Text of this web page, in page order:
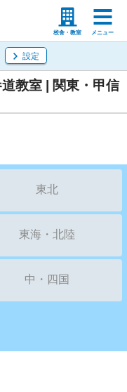
校舎・教室 メニュー
等学校の先生
設定
教室 | 関東・甲信
東北
東海・北陸
中・四国